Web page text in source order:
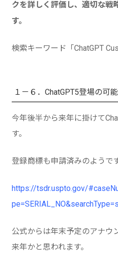
クを詳しく評価し、適切な戦
す。
検索キーワード「ChatGPT
１－６．ChatGPT5登場の可
今年後半から来年に掛けて
す。
登録商標も申請済みのようです
https://tsdr.uspto.gov/
公式からは年末予定のアナウ
来年かと思われます。